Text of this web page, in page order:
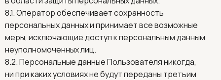
8.1. Оператор обеспечивает сохранность
персональных данных и принимает все возможные
меры, исключающие доступ к персональным данным
неуполномоченных лиц.
8.2. Персональные данные Пользователя никогда,
ни при каких условиях не будут переданы третьим